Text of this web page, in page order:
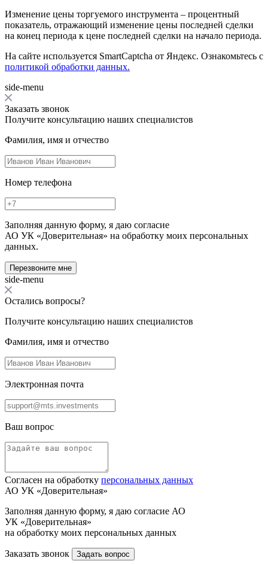
Изменение цены торгуемого инструмента – процентный
показатель, отражающий изменение цены последней сделки
на конец периода к цене последней сделки на начало периода.
На сайте используется SmartCaptcha от Яндекс. Ознакомьтесь с
политикой обработки данных.
side-menu
Заказать звонок
Получите консультацию наших специалистов
Фамилия, имя и отчество
Номер телефона
Заполняя данную форму, я даю согласие
АО УК «Доверительная» на обработку моих персональных
данных.
Перезвоните мне
side-menu
Остались вопросы?
Получите консультацию наших специалистов
Фамилия, имя и отчество
Электронная почта
Ваш вопрос
Согласен на обработку персональных данных
АО УК «Доверительная»
Заполняя данную форму, я даю согласие АО
УК «Доверительная»
на обработку моих персональных данных
Заказать звонок Задать вопрос